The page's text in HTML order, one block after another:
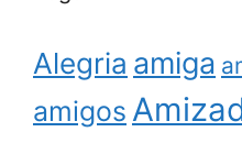
Alegria amiga
amigos